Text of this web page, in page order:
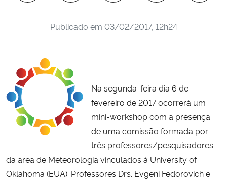
Ministério de Minas e Energia
Ministério da Ciência, Tecnologia, Inovações e Comunicações
Ministério do Meio Ambiente
Ministério do Desenvolvimento Regional
Publicado em 03/02/2017, 12h24
Na segunda-feira dia 6 de
fevereiro de 2017 ocorrerá um
mini-workshop com a presença
de uma comissão formada por
três professores/pesquisadores
da área de Meteorologia vinculados à University of
Oklahoma (EUA): Professores Drs. Evgeni Fedorovich e